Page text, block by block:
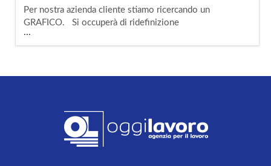
Per nostra azienda cliente stiamo ricercando un
GRAFICO. Si occuperà di ridefinizione
immagini mediante utilizzo di photoshop.
Requisiti richiesti: - pregressa formazione in
...